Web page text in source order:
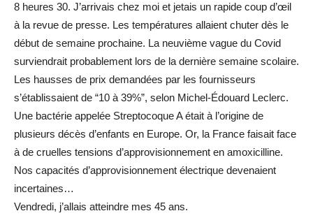
8 heures 30. J’arrivais chez moi et jetais un rapide coup d’œil
à la revue de presse. Les températures allaient chuter dès le
début de semaine prochaine. La neuvième vague du Covid
surviendrait probablement lors de la dernière semaine scolaire.
Les hausses de prix demandées par les fournisseurs
s’établissaient de “10 à 39%”, selon Michel-Édouard Leclerc.
Une bactérie appelée Streptocoque A était à l’origine de
plusieurs décès d’enfants en Europe. Or, la France faisait face
à de cruelles tensions d’approvisionnement en amoxicilline.
Nos capacités d’approvisionnement électrique devenaient
incertaines…
Vendredi, j’allais atteindre mes 45 ans.